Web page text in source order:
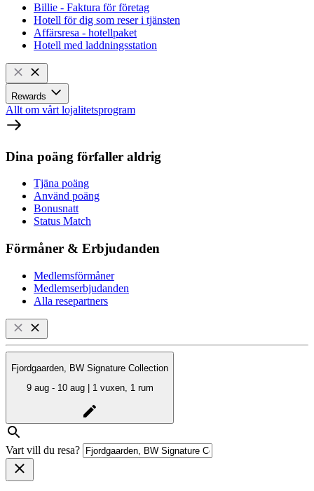
Billie - Faktura för företag
Hotell för dig som reser i tjänsten
Affärsresa - hotellpaket
Hotell med laddningsstation
Rewards
Allt om vårt lojalitetsprogram
Dina poäng förfaller aldrig
Tjäna poäng
Använd poäng
Bonusnatt
Status Match
Förmåner & Erbjudanden
Medlemsförmåner
Medlemserbjudanden
Alla resepartners
Fjordgaarden, BW Signature Collection
9 aug - 10 aug | 1 vuxen, 1 rum
Vart vill du resa?